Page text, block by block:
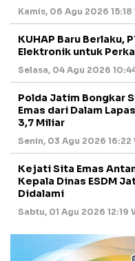
Kamis, 06 Agu 2026 15:18
KUHAP Baru Berlaku,
Elektronik untuk
Selasa, 04 Agu 2026
Polda Jatim Bongkar
Emas dari Dalam
3,7 Miliar
Senin, 03 Agu 2026 16:22
Kejati Sita Emas
Kepala Dinas ESDM
Didalami
Sabtu, 01 Agu 2026 12:19